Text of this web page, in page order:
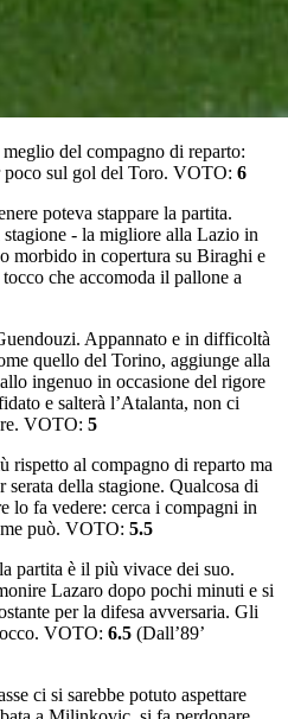
del compagno di reparto:
poco sul gol del Toro. VOTO: 6
poteva stappare la partita.
stagione - la migliore alla Lazio in
morbido in copertura su Biraghi e
che accomoda il pallone a
Appannato e in difficoltà
quello del Torino, aggiunge alla
ingenuo in occasione del rigore
e salterà l’Atalanta, non ci
VOTO: 5
rispetto al compagno di reparto ma
della stagione. Qualcosa di
lo fa vedere: cerca i compagni in
può. VOTO: 5.5
partita è il più vivace dei suo.
Lazaro dopo pochi minuti e si
per la difesa avversaria. Gli
VOTO: 6.5 (Dall’89’
ci si sarebbe potuto aspettare